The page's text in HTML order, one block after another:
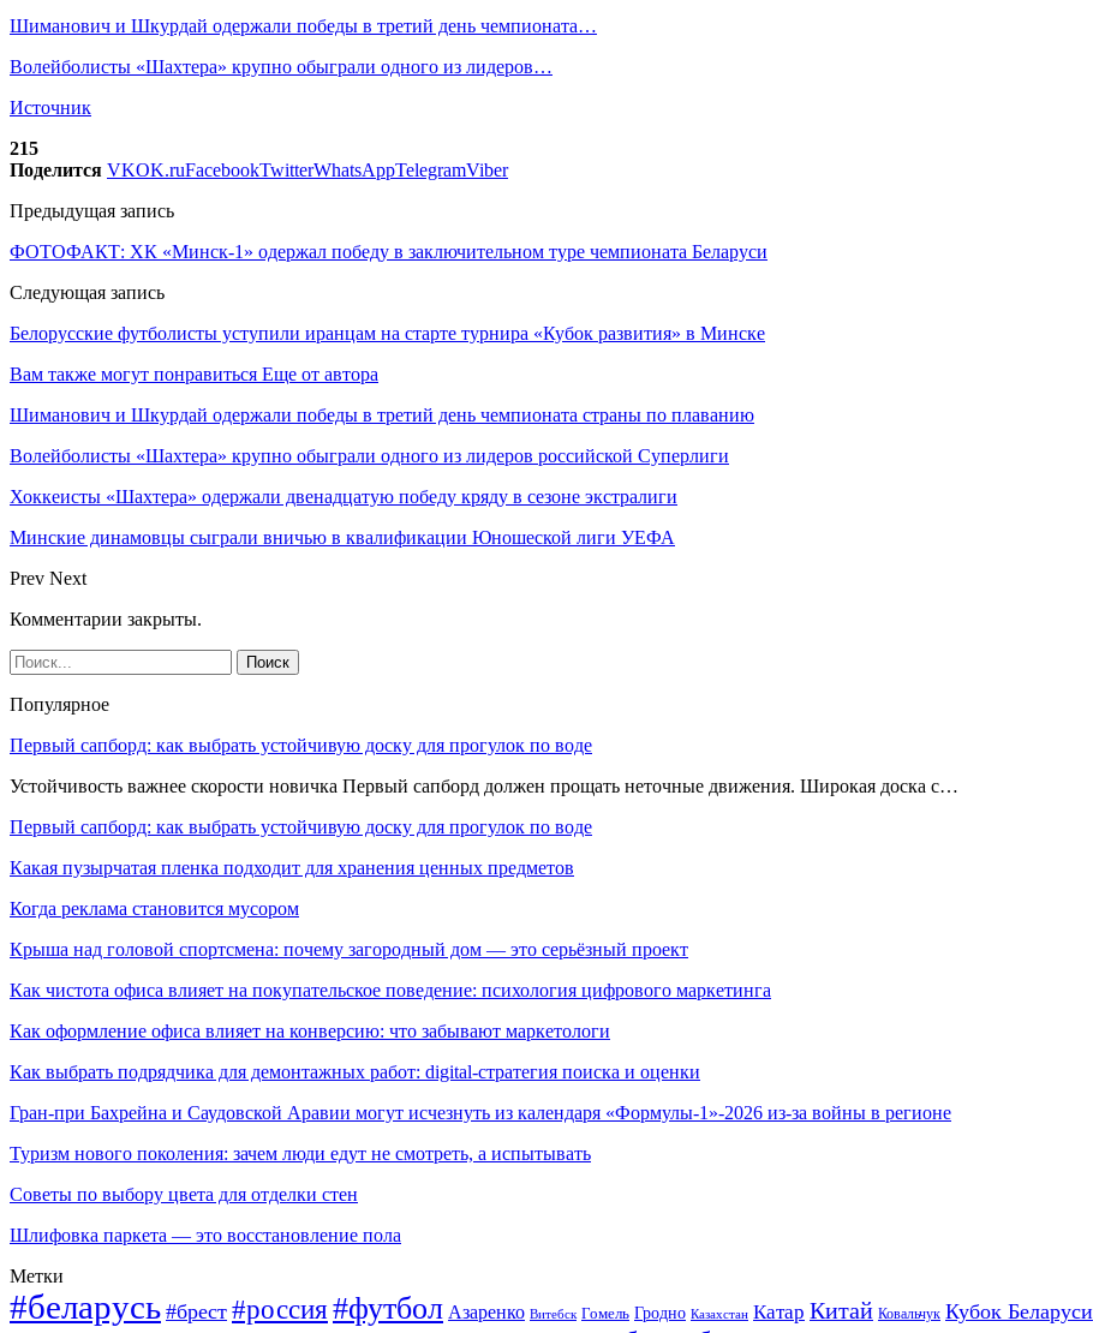
Шиманович и Шкурдай одержали победы в третий день чемпионата…
Волейболисты «Шахтера» крупно обыграли одного из лидеров…
Источник
215
Поделится VKOK.ruFacebookTwitterWhatsAppTelegramViber
Предыдущая запись
ФОТОФАКТ: ХК «Минск-1» одержал победу в заключительном туре чемпионата Беларуси
Следующая запись
Белорусские футболисты уступили иранцам на старте турнира «Кубок развития» в Минске
Вам также могут понравиться Еще от автора
Шиманович и Шкурдай одержали победы в третий день чемпионата страны по плаванию
Волейболисты «Шахтера» крупно обыграли одного из лидеров российской Суперлиги
Хоккеисты «Шахтера» одержали двенадцатую победу кряду в сезоне экстралиги
Минские динамовцы сыграли вничью в квалификации Юношеской лиги УЕФА
Prev Next
Комментарии закрыты.
Популярное
Первый сапборд: как выбрать устойчивую доску для прогулок по воде
Устойчивость важнее скорости новичка Первый сапборд должен прощать неточные движения. Широкая доска с…
Первый сапборд: как выбрать устойчивую доску для прогулок по воде
Какая пузырчатая пленка подходит для хранения ценных предметов
Когда реклама становится мусором
Крыша над головой спортсмена: почему загородный дом — это серьёзный проект
Как чистота офиса влияет на покупательское поведение: психология цифрового маркетинга
Как оформление офиса влияет на конверсию: что забывают маркетологи
Как выбрать подрядчика для демонтажных работ: digital-стратегия поиска и оценки
Гран-при Бахрейна и Саудовской Аравии могут исчезнуть из календаря «Формулы-1»-2026 из-за войны в регионе
Туризм нового поколения: зачем люди едут не смотреть, а испытывать
Советы по выбору цвета для отделки стен
Шлифовка паркета — это восстановление пола
Метки
#беларусь #брест #россия#футбол Азаренко Витебск Гомель Гродно Казахстан Катар Китай Ковальчук Кубок Беларуси